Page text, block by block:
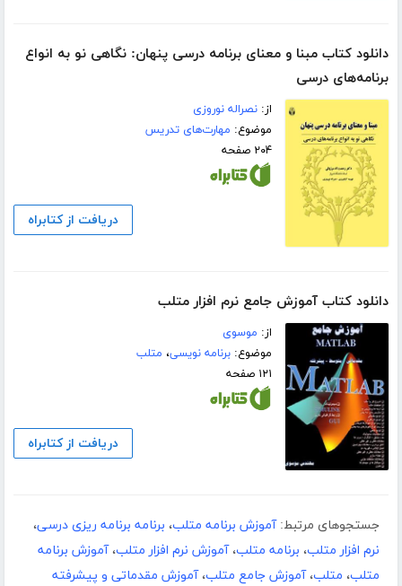
دانلود کتاب مبنا و معنای برنامه درسی پنهان: نگاهی نو به انواع
برنامه‌های درسی
از:نصراله نوروزی
موضوع: مهارت‌های تدریس
۲۰۴ صفحه
دریافت از کتابراه
دانلود کتاب آموزش جامع نرم افزار متلب
از: موسوی
موضوع:برنامه نویسی، متلب
۱۲۱ صفحه
دریافت از کتابراه
جستجوهای مرتبط: آموزش برنامه متلب، برنامه برنامه ریزی درسی،
نرم افزار متلب، برنامه متلب،آموزش نرم افزار متلب،آموزش برنامه
متلب، متلب،آموزش جامع متلب،آموزش مقدماتی و پیشرفته